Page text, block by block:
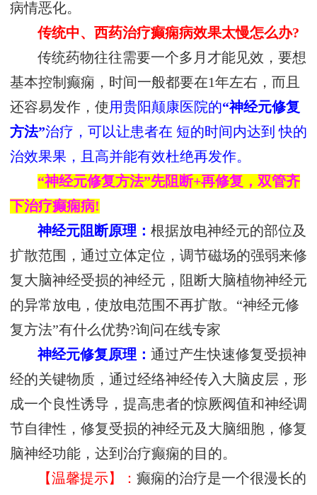
病情恶化。
传统中、西药治疗癫痫病效果太慢怎么办?
传统药物往往需要一个多月才能见效，要想
基本控制癫痫，时间一般都要在1年左右，而且
还容易发作，使用贵阳颠康医院的“神经元修复
方法”治疗，可以让患者在 短的时间内达到 快的
治效果果，且高并能有效杜绝再发作。
“神经元修复方法”先阻断+再修复，双管齐
下治疗癫痫病!
神经元阻断原理：根据放电神经元的部位及
扩散范围，通过立体定位，调节磁场的强弱来修
复大脑神经受损的神经元，阻断大脑植物神经元
的异常放电，使放电范围不再扩散。 “神经元修
复方法”有什么优势?询问在线专家
神经元修复原理：通过产生快速修复受损神
经的关键物质，通过经络神经传入大脑皮层，形
成一个良性诱导，提高患者的惊厥阀值和神经调
节自律性，修复受损的神经元及大脑细胞，修复
脑神经功能，达到治疗癫痫的目的。
【温馨提示】：癫痫的治疗是一个很漫长的